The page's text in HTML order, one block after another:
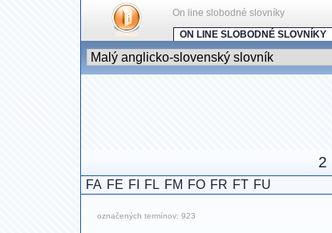
On line slobodné slovníky
ON LINE SLOBODNÉ SLOVNÍKY
2
FA FE FI FL FM FO FR FT FU
označených termínov: 923